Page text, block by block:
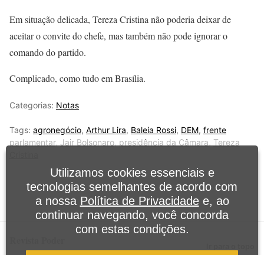
Em situação delicada, Tereza Cristina não poderia deixar de
aceitar o convite do chefe, mas também não pode ignorar o
comando do partido.
Complicado, como tudo em Brasília.
Categorias: Notas
Tags: agronegócio, Arthur Lira, Baleia Rossi, DEM, frente
parlamentar, Jair Bolsonaro presidência da Câmara Tereza
Utilizamos cookies essenciais e
tecnologias semelhantes de acordo com
a nossa Política de Privacidadee, ao
continuar navegando, você concorda
com estas condições.